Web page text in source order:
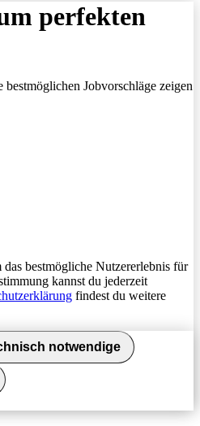
perfekten
Jobvorschläge zeigen
bestmögliche Nutzererlebnis für
kannst du jederzeit
findest du weitere
notwendige